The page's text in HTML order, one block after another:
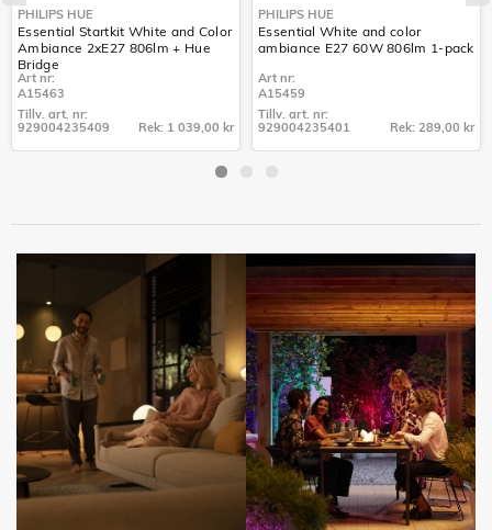
PHILIPS HUE
Essential Startkit White and Color
Ambiance 2xE27 806lm + Hue
Bridge
Art nr:
A15463
929004235409
Tillv. art. nr:
929004235409
Rek: 1 039,00 kr
PHILIPS HUE
Essential White and color
ambiance E27 60W 806lm 1-pack
Art nr:
A15459
929004235401
Tillv. art. nr:
929004235401
Rek: 289,00 kr